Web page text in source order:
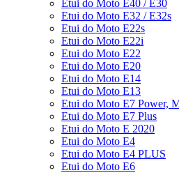
Etui do Moto E40 / E30
Etui do Moto E32 / E32s
Etui do Moto E22s
Etui do Moto E22i
Etui do Moto E22
Etui do Moto E20
Etui do Moto E14
Etui do Moto E13
Etui do Moto E7 Power,
Etui do Moto E7 Plus
Etui do Moto E 2020
Etui do Moto E4
Etui do Moto E4 PLUS
Etui do Moto E6